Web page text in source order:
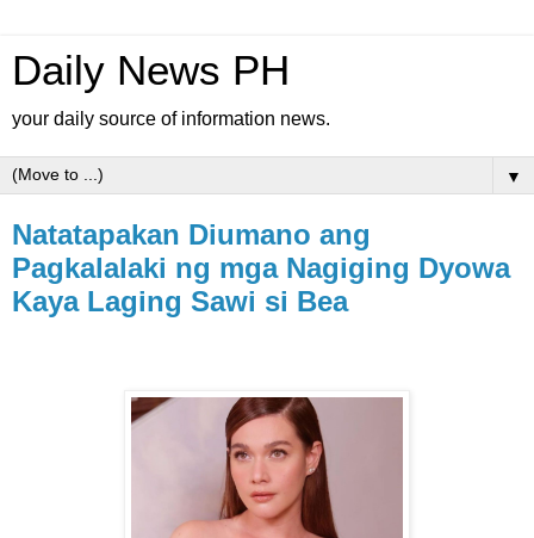
Daily News PH
your daily source of information news.
▼
Natatapakan Diumano ang
Pagkalalaki ng mga Nagiging Dyowa
Kaya Laging Sawi si Bea